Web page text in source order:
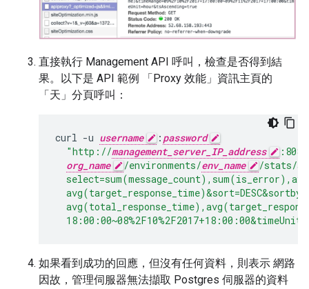
直接執行 Management API 呼叫，檢查是否得到結
果。以下是 API 範例 「Proxy 效能」資訊主頁的
「天」分頁呼叫：
curl -u username : password
"http://management_server_IP_address
org_name
/environments/env_name
/stats/
如果看到成功的回應，但沒有任何資料，則表示 網路
因故，管理伺服器無法擷取 Postgres 伺服器的資料